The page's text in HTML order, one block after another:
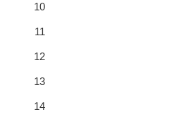
10
11
12
13
14